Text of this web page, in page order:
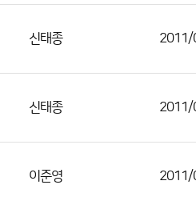
신태종 2011/
신태종 2011/
이준영 2011/